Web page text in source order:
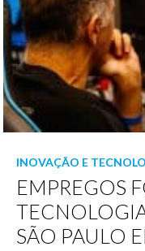
INOVAÇÃO E
EMPREGOS
SÃO PAULO